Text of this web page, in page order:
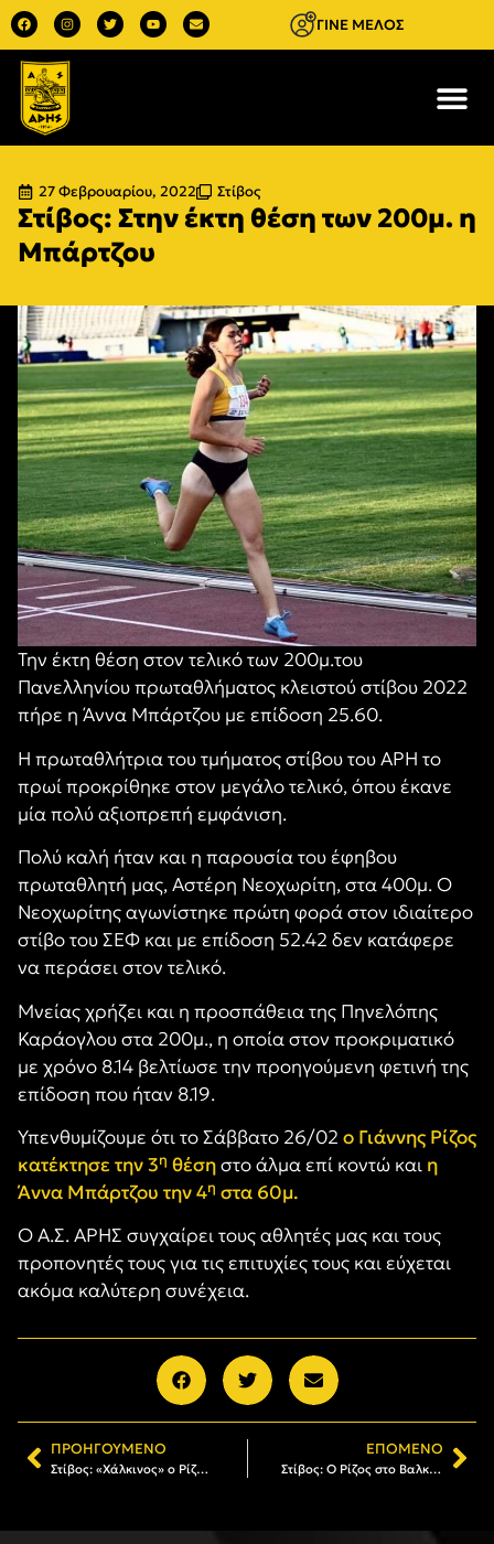
ΓΙΝΕ ΜΕΛΟΣ
27 Φεβρουαρίου, 2022 Στίβος
Στίβος: Στην έκτη θέση των 200μ. η
Μπάρτζου
Την έκτη θέση στον τελικό των 200μ.του
Πανελληνίου πρωταθλήματος κλειστού στίβου 2022
πήρε η Άννα Μπάρτζου με επίδοση 25.60.
Η πρωταθλήτρια του τμήματος στίβου του ΑΡΗ το
πρωί προκρίθηκε στον μεγάλο τελικό, όπου έκανε
μία πολύ αξιοπρεπή εμφάνιση.
Πολύ καλή ήταν και η παρουσία του έφηβου
πρωταθλητή μας, Αστέρη Νεοχωρίτη, στα 400μ. Ο
Νεοχωρίτης αγωνίστηκε πρώτη φορά στον ιδιαίτερο
στίβο του ΣΕΦ και με επίδοση 52.42 δεν κατάφερε
να περάσει στον τελικό.
Μνείας χρήζει και η προσπάθεια της Πηνελόπης
Καράογλου στα 200μ., η οποία στον προκριματικό
με χρόνο 8.14 βελτίωσε την προηγούμενη φετινή της
επίδοση που ήταν 8.19.
Υπενθυμίζουμε ότι το Σάββατο 26/02 ο Γιάννης Ρίζος
κατέκτησε την 3η θέσηστο άλμα επί κοντώ και η
Άννα Μπάρτζου την 4η στα 60μ.
Ο Α.Σ. ΑΡΗΣ συγχαίρει τους αθλητές μας και τους
προπονητές τους για τις επιτυχίες τους και εύχεται
ακόμα καλύτερη συνέχεια.
ΠΡΟΗΓΟΎΜΕΝΟ
Στίβος: «Χάλκινος» ο Ρίζος στο Πανελλήνιο Πρωτάθλημα
ΕΠΌΜΕΝΟ
Στίβος: Ο Ρίζος στο Βαλκανικό Πρωτάθλημα